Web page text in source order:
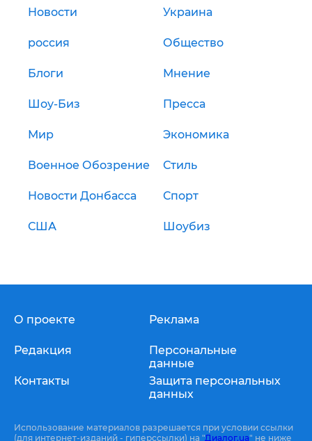
Новости Украина
россия Общество
Блоги Мнение
Шоу-Биз Пресса
Мир Экономика
Военное Обозрение Стиль
Новости Донбасса Спорт
США Шоубиз
О проекте
Редакция
Контакты
Реклама
Персональные
данные
Защита персональных
данных
Использование материалов разрешается при условии ссылки
(для интернет-изданий - гиперссылки) на "Диалог.ua" не ниже